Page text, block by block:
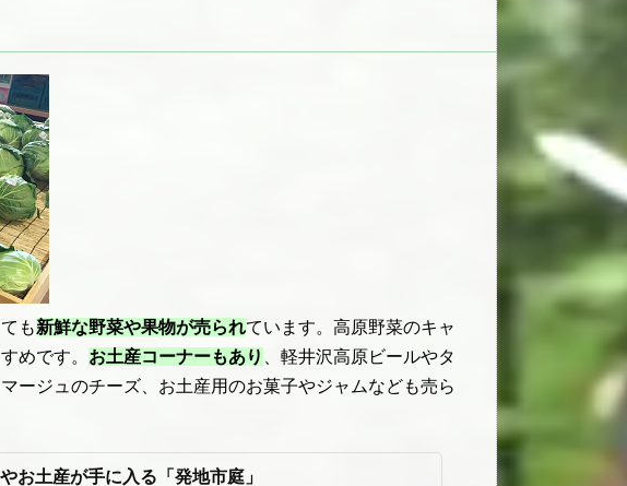
も新鮮な野菜や果物が売られています。高原野菜のキャ
めです。 お土産コーナーもあり
、軽井沢高原ビールやタ
ージュのチーズ、お土産用のお菓子やジャムなども売ら
お土産が手に入る「発地市庭」